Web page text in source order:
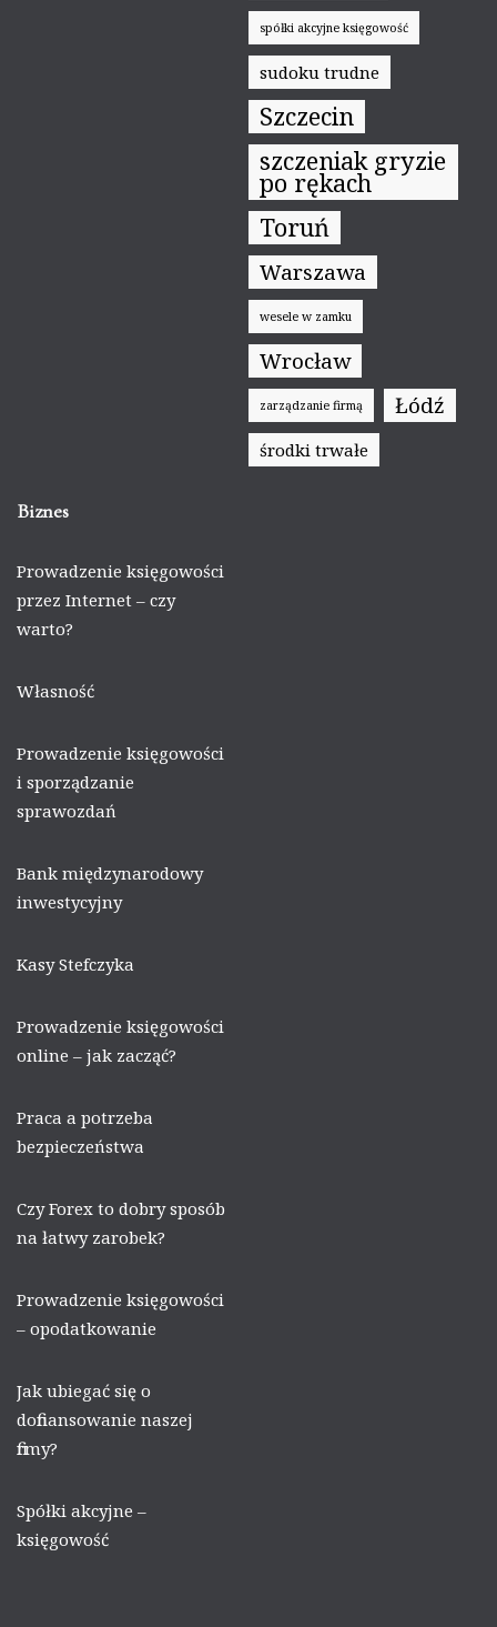
spółki akcyjne księgowość
sudoku trudne
Szczecin
szczeniak gryzie
po rękach
Toruń
Warszawa
wesele w zamku
Wrocław
zarządzanie firmą Łódź
środki trwałe
Biznes
Prowadzenie księgowości
przez Internet – czy
warto?
Własność
Prowadzenie księgowości
i sporządzanie
sprawozdań
Bank międzynarodowy
inwestycyjny
Kasy Stefczyka
Prowadzenie księgowości
online – jak zacząć?
Praca a potrzeba
bezpieczeństwa
Czy Forex to dobry sposób
na łatwy zarobek?
Prowadzenie księgowości
– opodatkowanie
Jak ubiegać się o
dofinansowanie naszej
firmy?
Spółki akcyjne –
księgowość